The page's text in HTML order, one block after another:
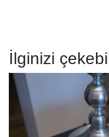
İlginizi